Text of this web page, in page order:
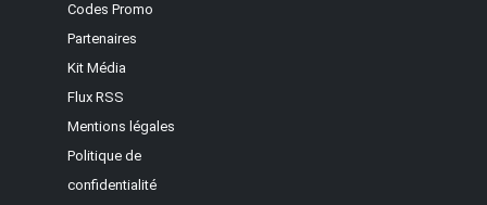
Codes Promo
Partenaires
Kit Média
Flux RSS
Mentions légales
Politique de
confidentialité